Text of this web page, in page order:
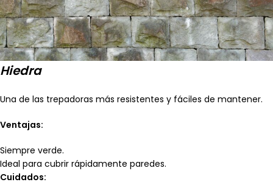
Hiedra
Una de las trepadoras más resistentes y fáciles de mantener.
Ventajas:
Siempre verde.
Ideal para cubrir rápidamente paredes.
Cuidados: